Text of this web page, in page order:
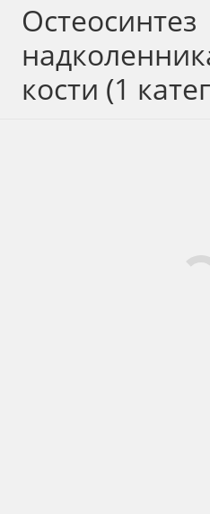
Остеосинтез
кости (1